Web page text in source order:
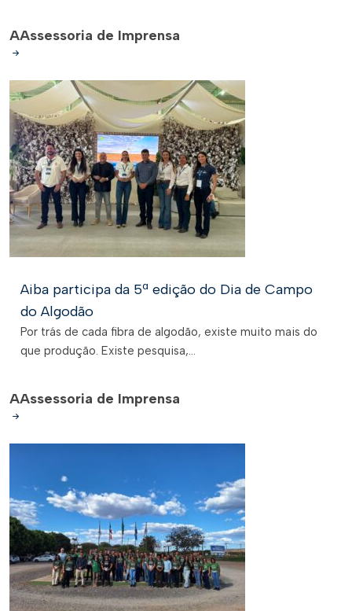
AAssessoria de Imprensa
Aiba participa da 5ª edição do Dia de Campo
do Algodão
Por trás de cada fibra de algodão, existe muito mais do
que produção. Existe pesquisa,...
AAssessoria de Imprensa